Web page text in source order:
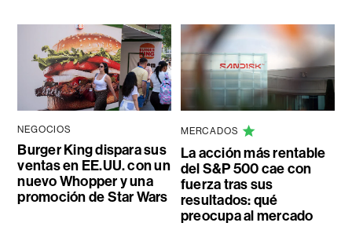
NEGOCIOS
Burger King dispara sus
ventas en EE.UU. con un
nuevo Whopper y una
promoción de Star Wars
MERCADOS
La acción más rentable
del S&P 500 cae con
fuerza tras sus
resultados: qué
preocupa al mercado